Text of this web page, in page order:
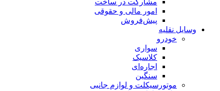
مشارکت در ساخت
امور مالی و حقوقی
پیش‌فروش
وسایل نقلیه
خودرو
سواری
کلاسیک
اجاره‌ای
سنگین
موتورسیکلت و لوازم جانبی